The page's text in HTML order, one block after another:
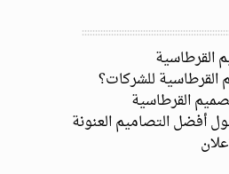
للشركات؟
القرطاسية
أفضل التصاميم العنونة